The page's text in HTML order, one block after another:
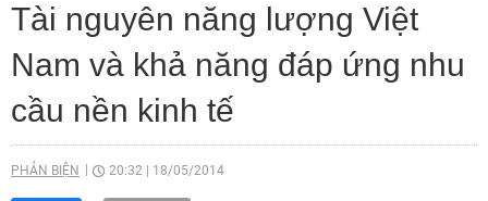
Tài nguyên năng lượng Việt
Nam và khả năng đáp ứng nhu
cầu nền kinh tế
PHẢN BIỆN 20:32 18/05/2014